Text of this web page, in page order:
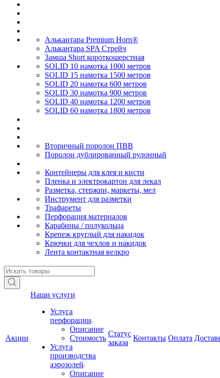
Алькантара Premium Horn®
Алькантара SPA Стрейч
Замша Short короткошерстная
SOLID 10 намотка 1000 метров
SOLID 15 намотка 1500 метров
SOLID 20 намотка 600 метров
SOLID 30 намотка 900 метров
SOLID 40 намотка 1200 метров
SOLID 60 намотка 1800 метров
Вторичный поролон ПВВ
Поролон дублированный рулонный
Контейнеры для клея и кисти
Пленка и электрокартон для лекал
Разметка, стержни, маркеты, мел
Инструмент для разметки
Трафареты
Перфорация материалов
Карабины / полукольца
Крепеж круглый для накидок
Крючки для чехлов и накидок
Лента контактная велкро
Акции
Наши услуги
Услуга
перфорации
Описание
Стоимость
Услуга
производства
аэрозолей
Описание
Статус
заказа
Контакты Оплата